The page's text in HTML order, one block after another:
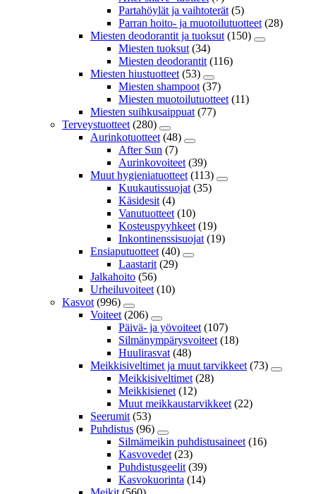
Partahöylät ja vaihtoterät (5)
Parran hoito- ja muotoilutuotteet (28)
Miesten deodorantit ja tuoksut (150)
Miesten tuoksut (34)
Miesten deodorantit (116)
Miesten hiustuotteet (53)
Miesten shampoot (37)
Miesten muotoilutuotteet (11)
Miesten suihkusaippuat (77)
Terveystuotteet (280)
Aurinkotuotteet (48)
After Sun (7)
Aurinkovoiteet (39)
Muut hygieniatuotteet (113)
Kuukautissuojat (35)
Käsidesit (4)
Vanutuotteet (10)
Kosteuspyyhkeet (19)
Inkontinenssisuojat (19)
Ensiaputuotteet (40)
Laastarit (29)
Jalkahoito (56)
Urheiluvoiteet (10)
Kasvot (996)
Voiteet (206)
Päivä- ja yövoiteet (107)
Silmänympärysvoiteet (18)
Huulirasvat (48)
Meikkisiveltimet ja muut tarvikkeet (73)
Meikkisiveltimet (28)
Meikkisienet (12)
Muut meikkaustarvikkeet (22)
Seerumit (53)
Puhdistus (96)
Silmämeikin puhdistusaineet (16)
Kasvovedet (23)
Puhdistusgeelit (39)
Kasvokuorinta (14)